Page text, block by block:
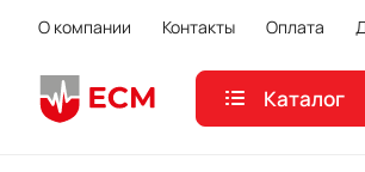
О компании Контакты Оплата
Каталог